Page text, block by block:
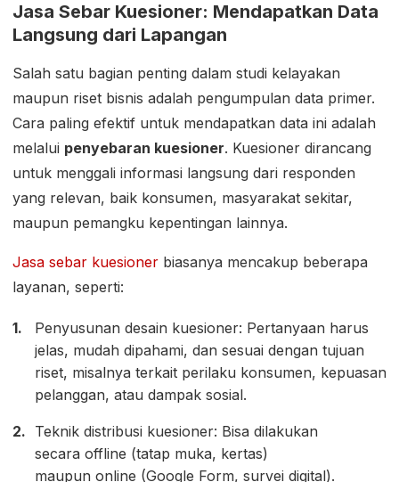
Jasa Sebar Kuesioner: Mendapatkan Data
Langsung dari Lapangan
Salah satu bagian penting dalam studi kelayakan
maupun riset bisnis adalah pengumpulan data primer.
Cara paling efektif untuk mendapatkan data ini adalah
melalui penyebaran kuesioner. Kuesioner dirancang
untuk menggali informasi langsung dari responden
yang relevan, baik konsumen, masyarakat sekitar,
maupun pemangku kepentingan lainnya.
Jasa sebar kuesioner biasanya mencakup beberapa
layanan, seperti:
Penyusunan desain kuesioner: Pertanyaan harus
jelas, mudah dipahami, dan sesuai dengan tujuan
riset, misalnya terkait perilaku konsumen, kepuasan
pelanggan, atau dampak sosial.
Teknik distribusi kuesioner: Bisa dilakukan
secara offline (tatap muka, kertas)
maupun online (Google Form, survei digital).